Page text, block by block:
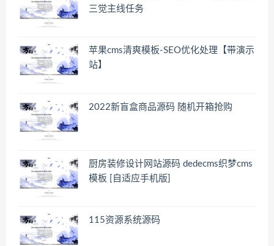
三觉主线任务
苹果cms清爽模板-SEO优化处理【带演示
站】
2022新盲盒商品源码 随机开箱抢购
厨房装修设计网站源码 dedecms织梦cms
模板 [自适应手机版]
115资源系统源码